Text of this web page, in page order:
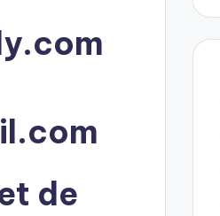
de